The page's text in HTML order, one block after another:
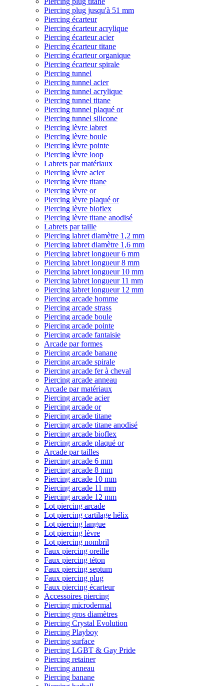
Piercing plug jusqu'à 51 mm
Piercing écarteur
Piercing écarteur acrylique
Piercing écarteur acier
Piercing écarteur titane
Piercing écarteur organique
Piercing écarteur spirale
Piercing tunnel
Piercing tunnel acier
Piercing tunnel acrylique
Piercing tunnel titane
Piercing tunnel plaqué or
Piercing tunnel silicone
Piercing lèvre labret
Piercing lèvre boule
Piercing lèvre pointe
Piercing lèvre loop
Labrets par matériaux
Piercing lèvre acier
Piercing lèvre titane
Piercing lèvre or
Piercing lèvre plaqué or
Piercing lèvre bioflex
Piercing lèvre titane anodisé
Labrets par taille
Piercing labret diamètre 1,2 mm
Piercing labret diamètre 1,6 mm
Piercing labret longueur 6 mm
Piercing labret longueur 8 mm
Piercing labret longueur 10 mm
Piercing labret longueur 11 mm
Piercing labret longueur 12 mm
Piercing arcade homme
Piercing arcade strass
Piercing arcade boule
Piercing arcade pointe
Piercing arcade fantaisie
Arcade par formes
Piercing arcade banane
Piercing arcade spirale
Piercing arcade fer à cheval
Piercing arcade anneau
Arcade par matériaux
Piercing arcade acier
Piercing arcade or
Piercing arcade titane
Piercing arcade titane anodisé
Piercing arcade bioflex
Piercing arcade plaqué or
Arcade par tailles
Piercing arcade 6 mm
Piercing arcade 8 mm
Piercing arcade 10 mm
Piercing arcade 11 mm
Piercing arcade 12 mm
Lot piercing arcade
Lot piercing cartilage hélix
Lot piercing langue
Lot piercing lèvre
Lot piercing nombril
Faux piercing oreille
Faux piercing téton
Faux piercing septum
Faux piercing plug
Faux piercing écarteur
Accessoires piercing
Piercing microdermal
Piercing gros diamètres
Piercing Crystal Evolution
Piercing Playboy
Piercing surface
Piercing LGBT & Gay Pride
Piercing retainer
Piercing anneau
Piercing banane